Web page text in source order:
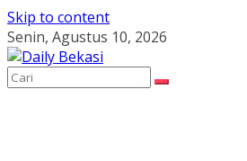
Skip to content
Senin, Agustus 10, 2026